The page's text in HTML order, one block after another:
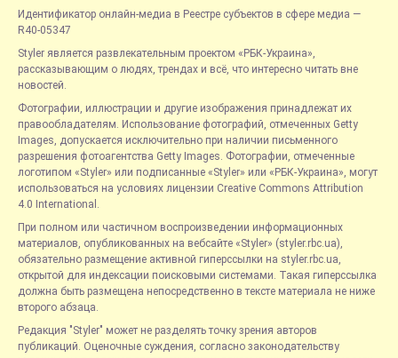
Идентификатор онлайн-медиа в Реестре субъектов в сфере медиа —
R40-05347
Styler является развлекательным проектом «РБК-Украина»,
рассказывающим о людях, трендах и всё, что интересно читать вне
новостей.
Фотографии, иллюстрации и другие изображения принадлежат их
правообладателям. Использование фотографий, отмеченных Getty
Images, допускается исключительно при наличии письменного
разрешения фотоагентства Getty Images. Фотографии, отмеченные
логотипом «Styler» или подписанные «Styler» или «РБК-Украина», могут
использоваться на условиях лицензии Creative Commons Attribution
4.0 International.
При полном или частичном воспроизведении информационных
материалов, опубликованных на вебсайте «Styler» (styler.rbc.ua),
обязательно размещение активной гиперссылки на styler.rbc.ua,
открытой для индексации поисковыми системами. Такая гиперссылка
должна быть размещена непосредственно в тексте материала не ниже
второго абзаца.
Редакция "Styler" может не разделять точку зрения авторов
публикаций. Оценочные суждения, согласно законодательству